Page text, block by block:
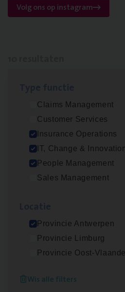
Volg ons op instagram
Claims Management
Customer Services
Insurance Operations
IT, Change &
People Management
Sales Management
Provincie Antwerpen
Provincie Limburg
Provincie Oost-
Wis alle filters
Dos­sier­be­heer­der
Pro­fit en Public
Insurance Operations
Antwerpen
Insurance Operations
Beveren
Test Ana­lyst